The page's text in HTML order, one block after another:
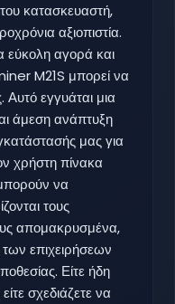
κατασκευαστή,
αξιοπιστία.
εύκολη αγορά και
M21S μπορεί να
εγγυάται μια
άμεση ανάπτυξη
μας για
χρήστη πίνακα
να
τους
απομακρυσμένα,
επιχειρήσεων
Είτε ήδη
σχεδιάζετε να